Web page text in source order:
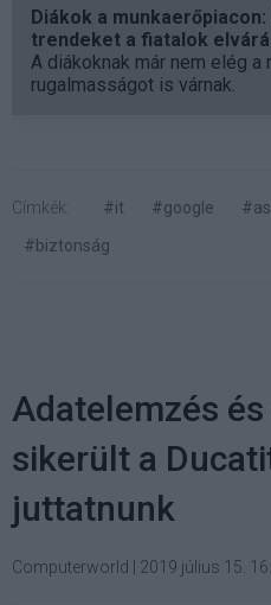
Diákok a
trendeket a fiatalok
A diákoknak már nem elég a
rugalmasságot is várnak.
Címkék: #it #google
#biztonság
Adatelemzés
sikerült a
juttatnunk
Computerworld 2019 július 15.